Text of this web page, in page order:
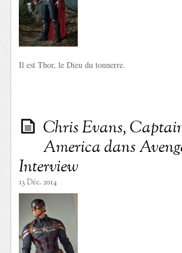
Il est Thor, le Dieu du tonnerre.
Chris Evans,
America dans
Interview
13 Déc. 2014